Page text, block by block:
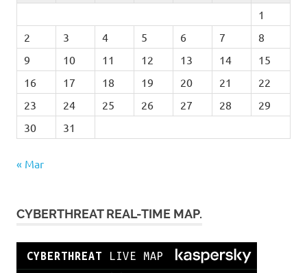
1
2
3 4 5 6 7
8
9
10 11 12 13 14
15
16
17 18 19 20 21
22
23
24 25 26 27 28
29
30
31
« Mar
CYBERTHREAT REAL-TIME MAP.